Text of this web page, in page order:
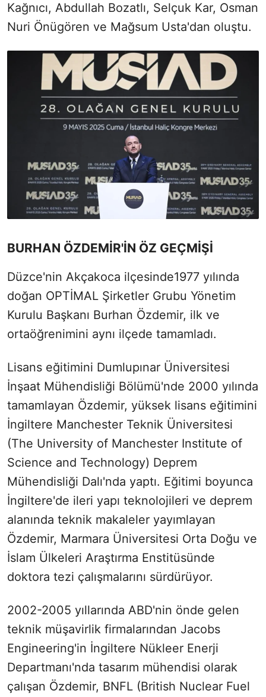
Kağnıcı, Abdullah Bozatlı, Selçuk Kar, Osman
Nuri Önügören ve Mağsum Usta'dan oluştu.
BURHAN ÖZDEMİR'İN ÖZ GEÇMİŞİ
Düzce'nin Akçakoca ilçesinde1977 yılında
doğan OPTİMAL Şirketler Grubu Yönetim
Kurulu Başkanı Burhan Özdemir, ilk ve
ortaöğrenimini aynı ilçede tamamladı.
Lisans eğitimini Dumlupınar Üniversitesi
İnşaat Mühendisliği Bölümü'nde 2000 yılında
tamamlayan Özdemir, yüksek lisans eğitimini
İngiltere Manchester Teknik Üniversitesi
(The University of Manchester Institute of
Science and Technology) Deprem
Mühendisliği Dalı'nda yaptı. Eğitimi boyunca
İngiltere'de ileri yapı teknolojileri ve deprem
alanında teknik makaleler yayımlayan
Özdemir, Marmara Üniversitesi Orta Doğu ve
İslam Ülkeleri Araştırma Enstitüsünde
doktora tezi çalışmalarını sürdürüyor.
2002-2005 yıllarında ABD'nin önde gelen
teknik müşavirlik firmalarından Jacobs
Engineering'in İngiltere Nükleer Enerji
Departmanı'nda tasarım mühendisi olarak
çalışan Özdemir, BNFL (British Nuclear Fuel